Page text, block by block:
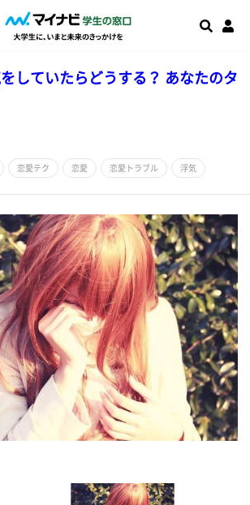
していたらどうする？ あなたのタ
恋愛テク 恋愛 恋愛トラブル 浮気